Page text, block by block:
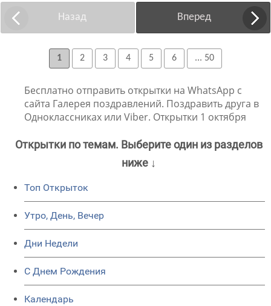
Назад Вперед
1 2 3 4 5 6 ... 50
Бесплатно отправить открытки на WhatsApp с
сайта Галерея поздравлений. Поздравить друга в
Одноклассниках или Viber. Открытки 1 октября
Открытки по темам. Выберите один из разделов
ниже ↓
Топ Открыток
Утро, День, Вечер
Дни Недели
C Днем Рождения
Календарь